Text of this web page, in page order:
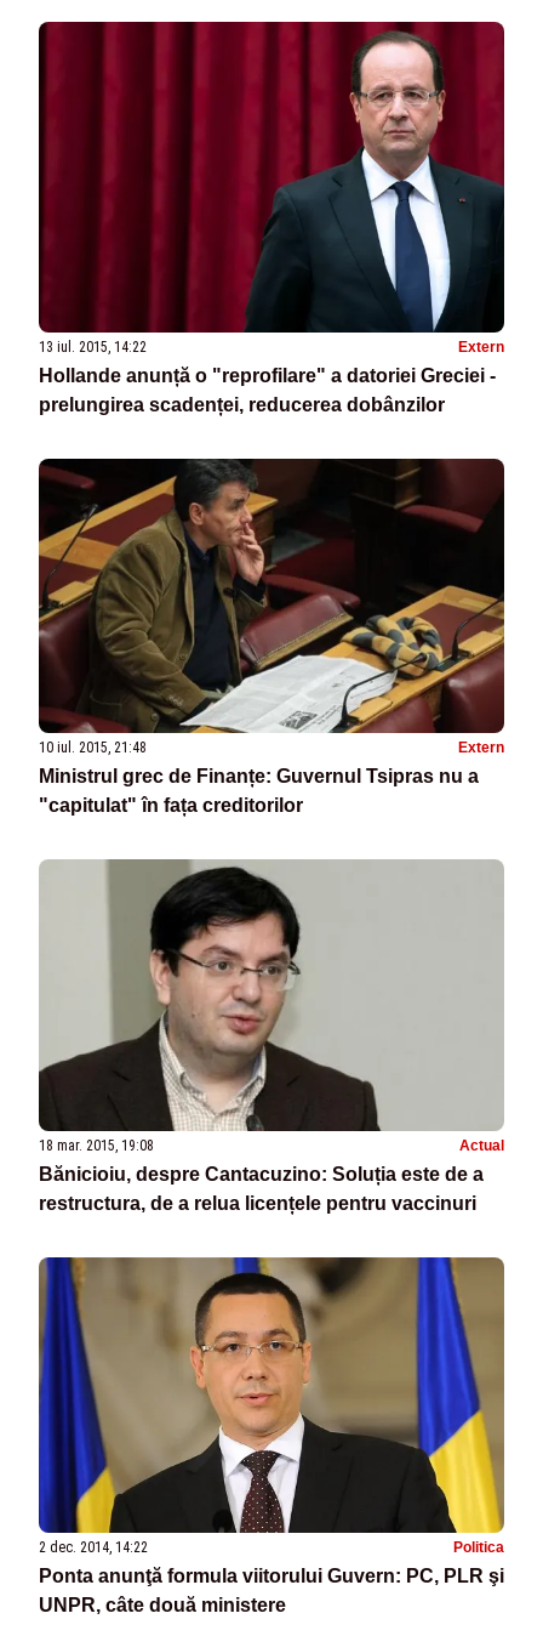
13 iul. 2015, 14:22 Extern
Hollande anunță o "reprofilare" a datoriei Greciei -
prelungirea scadenței, reducerea dobânzilor
10 iul. 2015, 21:48 Extern
Ministrul grec de Finanțe: Guvernul Tsipras nu a
"capitulat" în fața creditorilor
18 mar. 2015, 19:08 Actual
Bănicioiu, despre Cantacuzino: Soluția este de a
restructura, de a relua licențele pentru vaccinuri
2 dec. 2014, 14:22 Politica
Ponta anunţă formula viitorului Guvern: PC, PLR şi
UNPR, câte două ministere